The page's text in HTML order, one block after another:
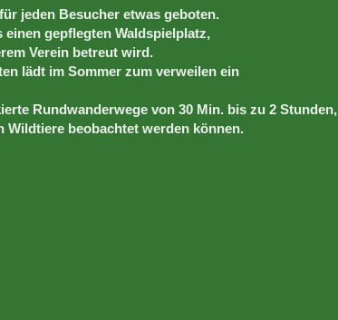
jeden Besucher etwas geboten.
einen gepflegten Waldspielplatz,
Verein betreut wird.
lädt im Sommer zum verweilen ein
Rundwanderwege von 30 Min. bis zu 2 Stunden,
Wildtiere beobachtet werden können.